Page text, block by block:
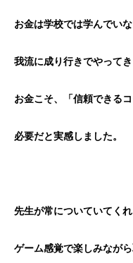
お金は学校では学んでい
我流に成り行きでやってき
お金こそ、「信頼できる
必要だと実感しました。
先生が常についていてくれ
ゲーム感覚で楽しみなが